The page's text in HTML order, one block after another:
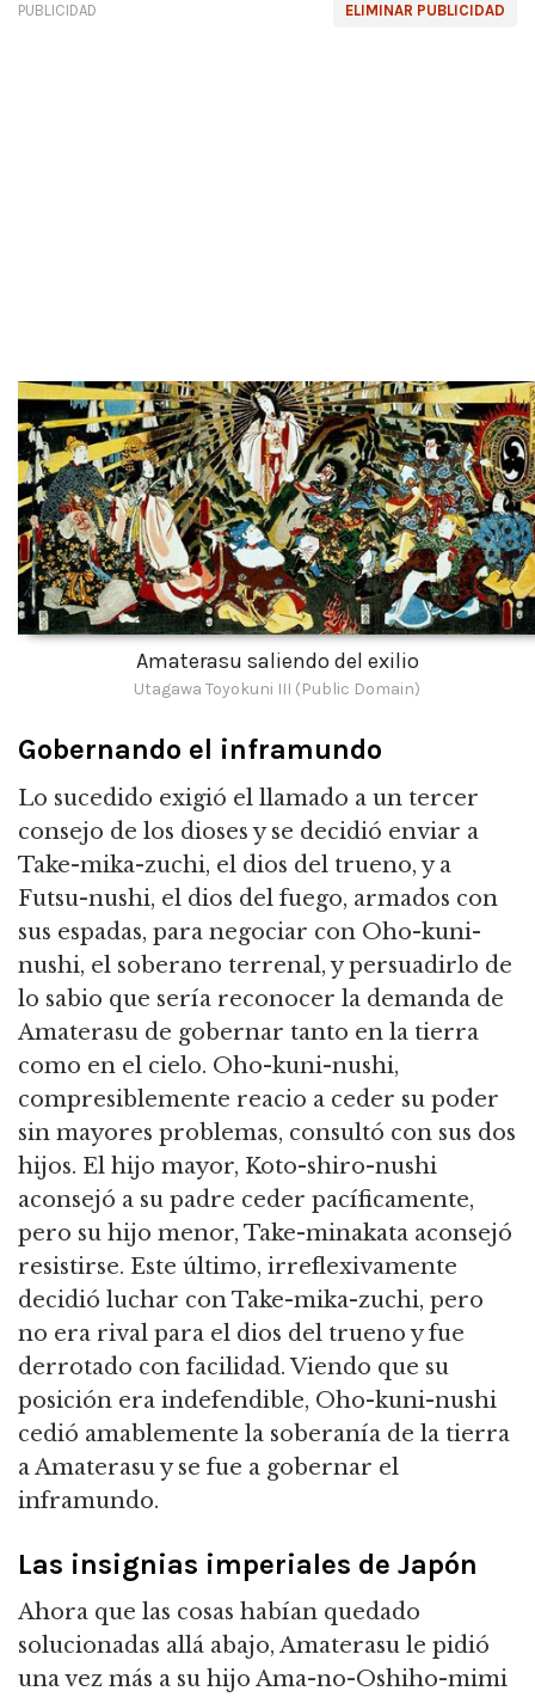
ELIMINAR PUBLICIDAD
PUBLICIDAD
Amaterasu saliendo del exilio
Utagawa Toyokuni III (Public Domain)
Gobernando el inframundo
Lo sucedido exigió el llamado a un tercer
consejo de los dioses y se decidió enviar a
Take-mika-zuchi, el dios del trueno, y a
Futsu-nushi, el dios del fuego, armados con
sus espadas, para negociar con Oho-kuni-
nushi, el soberano terrenal, y persuadirlo de
lo sabio que sería reconocer la demanda de
Amaterasu de gobernar tanto en la tierra
como en el cielo. Oho-kuni-nushi,
compresiblemente reacio a ceder su poder
sin mayores problemas, consultó con sus dos
hijos. El hijo mayor, Koto-shiro-nushi
aconsejó a su padre ceder pacíficamente,
pero su hijo menor, Take-minakata aconsejó
resistirse. Este último, irreflexivamente
decidió luchar con Take-mika-zuchi, pero
no era rival para el dios del trueno y fue
derrotado con facilidad. Viendo que su
posición era indefendible, Oho-kuni-nushi
cedió amablemente la soberanía de la tierra
a Amaterasu y se fue a gobernar el
inframundo.
Las insignias imperiales de Japón
Ahora que las cosas habían quedado
solucionadas allá abajo, Amaterasu le pidió
una vez más a su hijo Ama-no-Oshiho-mimi